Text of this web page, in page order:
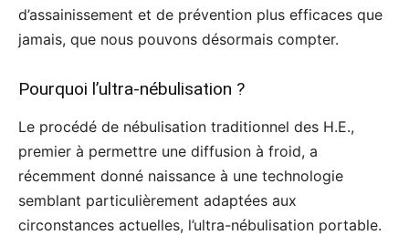
d’assainissement et de prévention plus efficaces que
jamais, que nous pouvons désormais compter.
Pourquoi l’ultra-nébulisation ?
Le procédé de nébulisation traditionnel des H.E.,
premier à permettre une diffusion à froid, a
récemment donné naissance à une technologie
semblant particulièrement adaptées aux
circonstances actuelles, l’ultra-nébulisation portable.